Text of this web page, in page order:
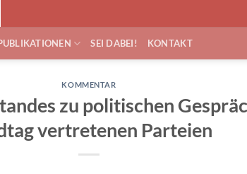
SEI DABEI! KONTAKT
KOMMENTAR
zu politischen
vertretenen Parteien